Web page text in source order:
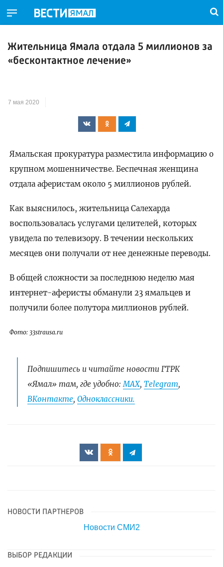
Жительница Ямала отдала 5 миллионов за
«бесконтактное лечение»
7 мая 2020
Ямальская прокуратура разместила информацию о
крупном мошенничестве. Беспечная женщина
отдала аферистам около 5 миллионов рублей.
Как выяснилось, жительница Салехарда
воспользовалась услугами целителей, которых
увидела по телевизору. В течении нескольких
месяцев они получали от нее денежные переводы.
В общей сложности за последнюю неделю мая
интернет-аферисты обманули 23 ямальцев и
получили более полутора миллионов рублей.
Фото: 33strausa.ru
Подпишитесь и читайте новости ГТРК
«Ямал» там, где удобно:МАХ, Telegram,
ВКонтакте, Одноклассники.
НОВОСТИ ПАРТНЕРОВ
Новости СМИ2
ВЫБОР РЕДАКЦИИ